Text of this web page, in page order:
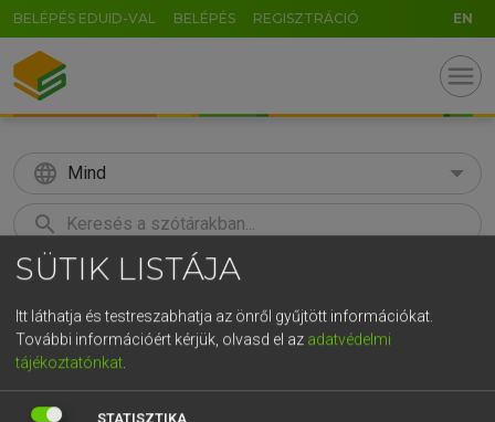
BELÉPÉS EDUID-VAL BELÉPÉS REGISZTRÁCIÓ EN
menu
language Mind
search
KERESÉS
Európai uniós terminológiai szótár
SÜTIK LISTÁJA
Itt láthatja és testreszabhatja az önről gyűjtött információkat.
További információért kérjük, olvasd el az adatvédelmi
tájékoztatónkat.
STATISZTIKA
GR
t z u i o p
g h j k l é á ű Ω